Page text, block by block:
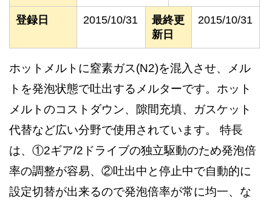
登録日 2015/10/31
最終更
新日
2015/10/31
ホットメルトに窒素ガス(N2)を混入させ、メル
トを発泡状態で吐出するメルターです。ホット
メルトのコストダウン、隙間充填、ガスケット
代替など広い分野で使用されています。 特長
は、①2ギア/2ドライブの独立駆動のため発泡倍
率の調整が容易、②吐出中と停止中で自動的に
設定切替が出来るので発泡倍率が常に均一、な